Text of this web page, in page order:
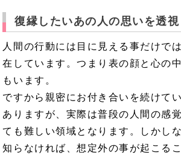
復縁したいあの人の思いを透視
人間の行動には目に見える事だけで
在しています。つまり表の顔と心の
もいます。
ですから親密にお付き合いを続けて
ありますが、実際は普段の人間の感
ても難しい領域となります。しかし
知らなければ、想定外の事が起こる